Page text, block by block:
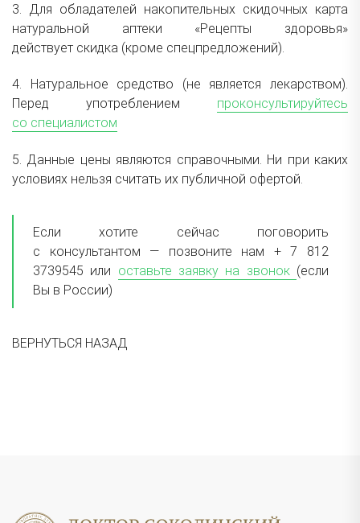
3. Для обладателей накопительных скидочных карта
натуральной аптеки
«Рецепты здоровья»
действует скидка (кроме спецпредложений).
4. Натуральное средство (не является лекарством).
Перед употреблением проконсультируйтесь
со специалистом
5. Данные цены являются справочными. Ни при каких
условиях нельзя считать их публичной офертой.
Если хотите сейчас поговорить
с консультантом — позвоните нам + 7 812
3739545 или оставьте заявку на звонок (если
Вы в России)
ВЕРНУТЬСЯ НАЗАД